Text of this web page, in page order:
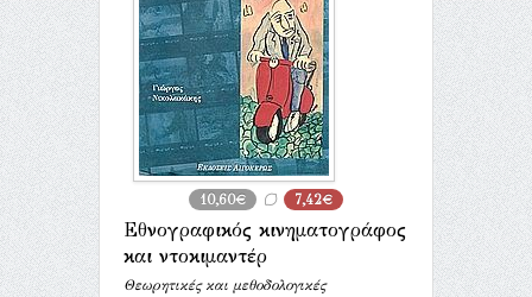
10,60€ 7,42€
Εθνογραφικός κινηματογράφος
και ντοκιμαντέρ
Θεωρητικές και μεθοδολογικές